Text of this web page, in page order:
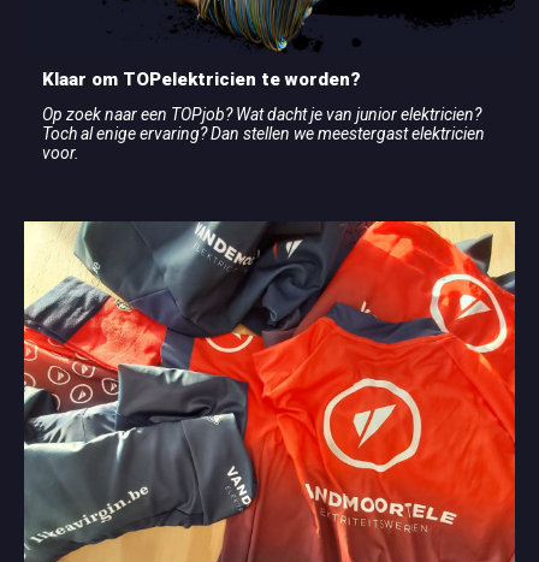
Klaar om TOPelektricien te worden?
Op zoek naar een TOPjob? Wat dacht je van junior elektricien?
Toch al enige ervaring? Dan stellen we meestergast elektricien
voor.